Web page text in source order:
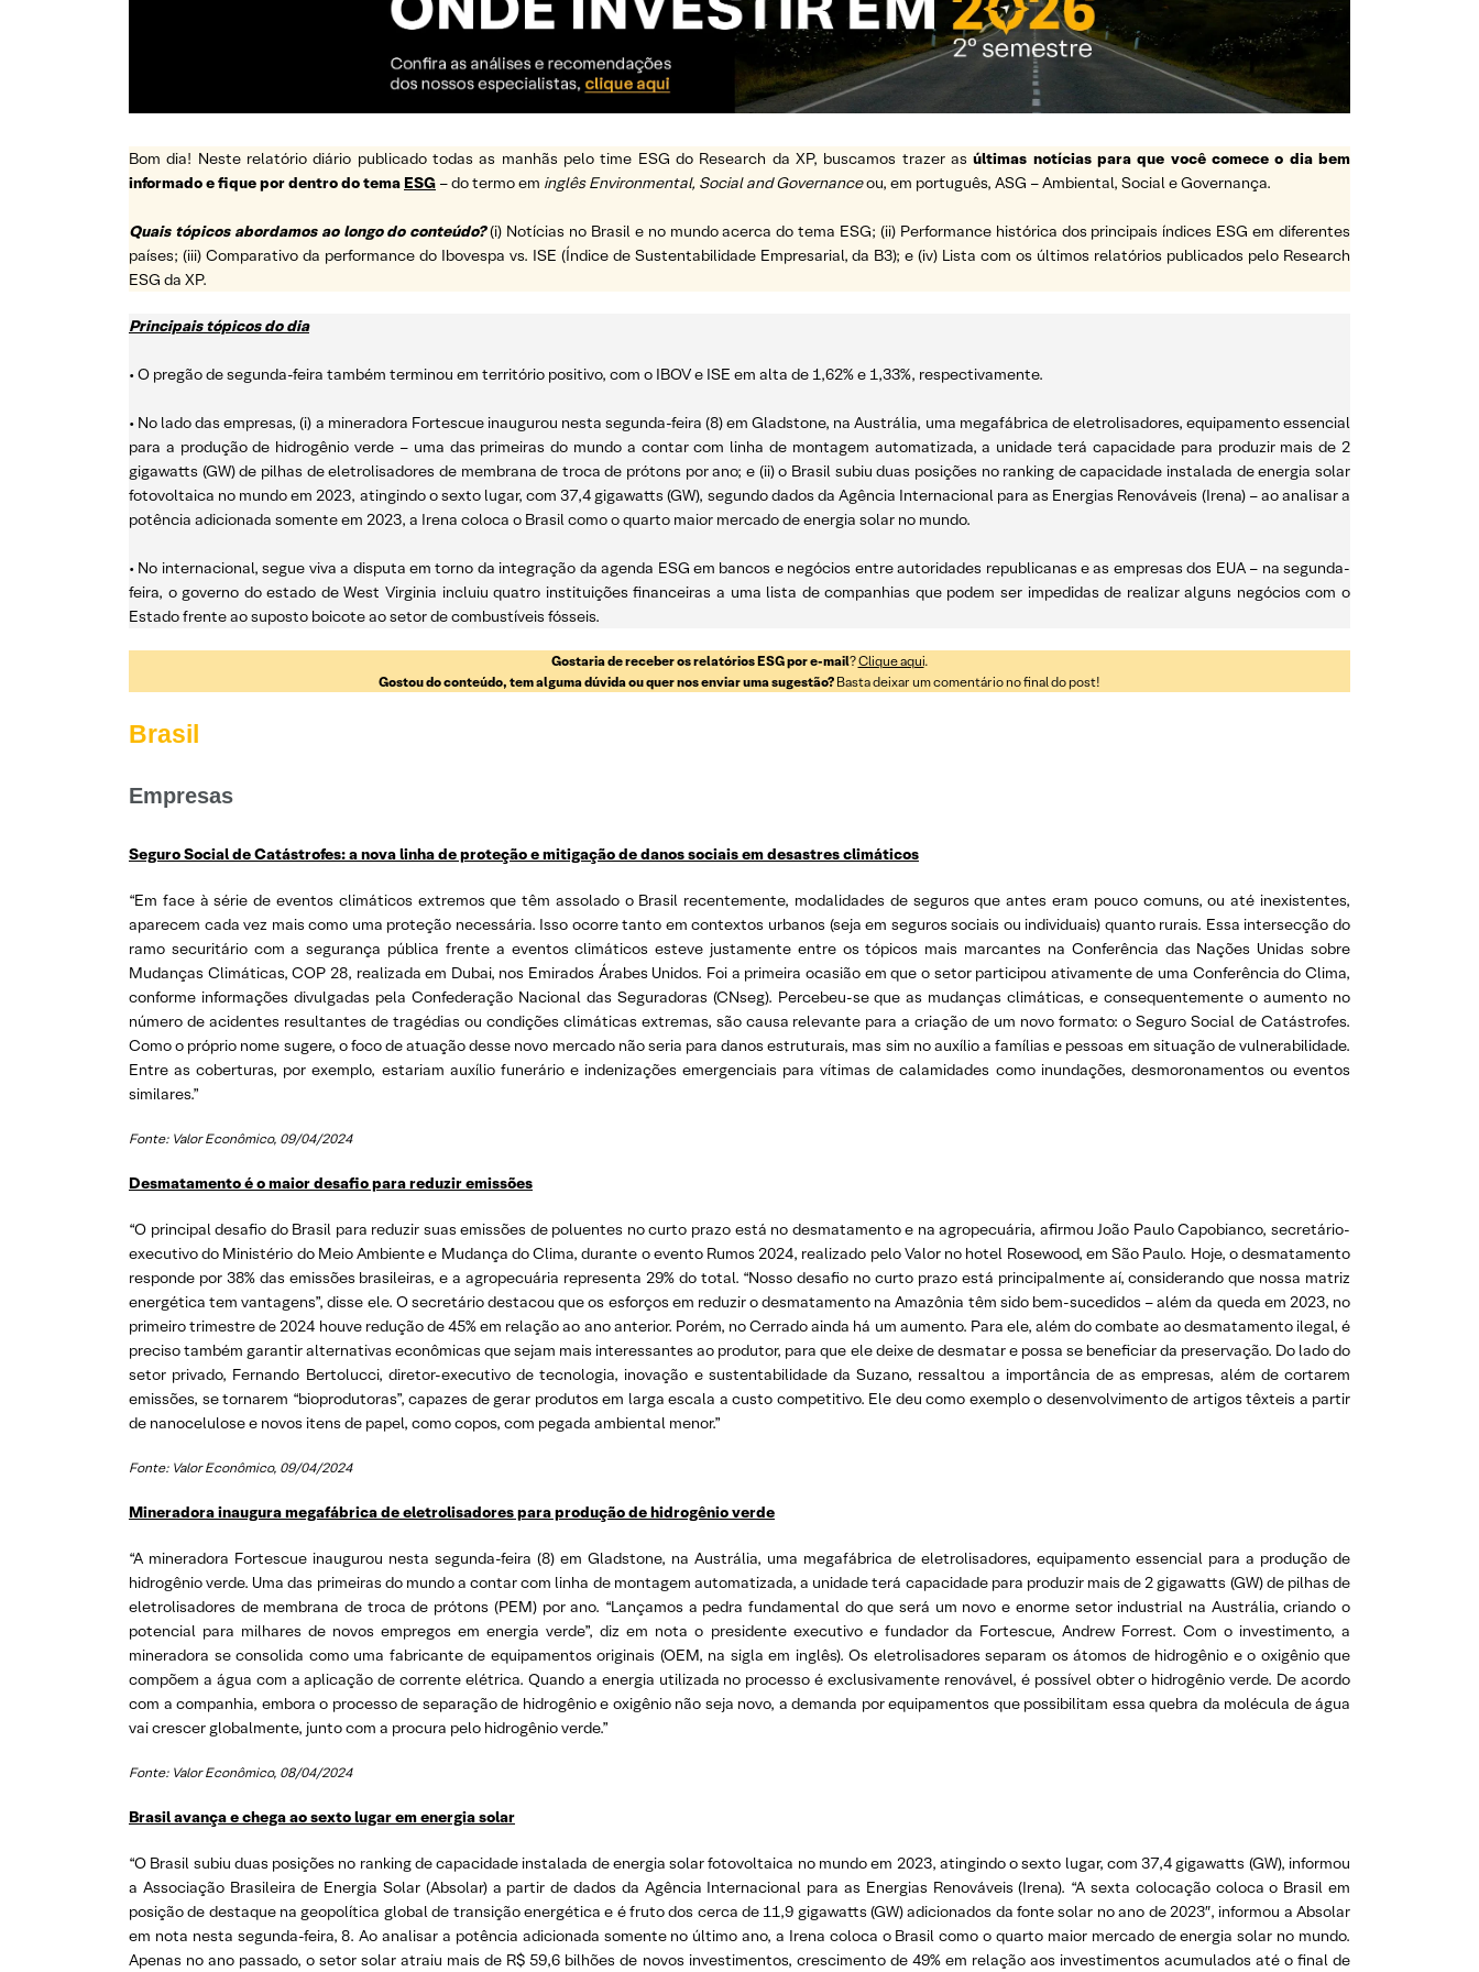
Bom dia! Neste relatório diário publicado todas as manhãs pelo time ESG do Research da XP, buscamos trazer asúltimas notícias para que você comece o dia bem
informado e fique por dentro do tema ESG – do termo em inglês Environmental, Social and Governanceou, em português, ASG – Ambiental, Social e Governança.
Quais tópicos abordamos ao longo do conteúdo? (i) Notícias no Brasil e no mundo acerca do tema ESG; (ii) Performance histórica dos principais índices ESG em diferentes
países; (iii) Comparativo da performance do Ibovespa vs. ISE (Índice de Sustentabilidade Empresarial, da B3); e (iv) Lista com os últimos relatórios publicados pelo Research
ESG da XP.
Principais tópicos do dia
• O pregão de segunda-feira também terminou em território positivo, com o IBOV e ISE em alta de 1,62% e 1,33%, respectivamente.
• No lado das empresas, (i) a mineradora Fortescue inaugurou nesta segunda-feira (8) em Gladstone, na Austrália, uma megafábrica de eletrolisadores, equipamento essencial
para a produção de hidrogênio verde – uma das primeiras do mundo a contar com linha de montagem automatizada, a unidade terá capacidade para produzir mais de 2
gigawatts (GW) de pilhas de eletrolisadores de membrana de troca de prótons por ano; e (ii) o Brasil subiu duas posições no ranking de capacidade instalada de energia solar
fotovoltaica no mundo em 2023, atingindo o sexto lugar, com 37,4 gigawatts (GW), segundo dados da Agência Internacional para as Energias Renováveis (Irena) – ao analisar a
potência adicionada somente em 2023, a Irena coloca o Brasil como o quarto maior mercado de energia solar no mundo.
• No internacional, segue viva a disputa em torno da integração da agenda ESG em bancos e negócios entre autoridades republicanas e as empresas dos EUA – na segunda-
feira, o governo do estado de West Virginia incluiu quatro instituições financeiras a uma lista de companhias que podem ser impedidas de realizar alguns negócios com o
Estado frente ao suposto boicote ao setor de combustíveis fósseis.
Gostaria de receber os relatórios ESG por e-mail?Clique aqui.
Gostou do conteúdo, tem alguma dúvida ou quer nos enviar uma sugestão? Basta deixar um comentário no final do post!
Brasil
Empresas
Seguro Social de Catástrofes: a nova linha de proteção e mitigação de danos sociais em desastres climáticos
“Em face à série de eventos climáticos extremos que têm assolado o Brasil recentemente, modalidades de seguros que antes eram pouco comuns, ou até inexistentes,
aparecem cada vez mais como uma proteção necessária. Isso ocorre tanto em contextos urbanos (seja em seguros sociais ou individuais) quanto rurais. Essa intersecção do
ramo securitário com a segurança pública frente a eventos climáticos esteve justamente entre os tópicos mais marcantes na Conferência das Nações Unidas sobre
Mudanças Climáticas, COP 28, realizada em Dubai, nos Emirados Árabes Unidos. Foi a primeira ocasião em que o setor participou ativamente de uma Conferência do Clima,
conforme informações divulgadas pela Confederação Nacional das Seguradoras (CNseg). Percebeu-se que as mudanças climáticas, e consequentemente o aumento no
número de acidentes resultantes de tragédias ou condições climáticas extremas, são causa relevante para a criação de um novo formato: o Seguro Social de Catástrofes.
Como o próprio nome sugere, o foco de atuação desse novo mercado não seria para danos estruturais, mas sim no auxílio a famílias e pessoas em situação de vulnerabilidade.
Entre as coberturas, por exemplo, estariam auxílio funerário e indenizações emergenciais para vítimas de calamidades como inundações, desmoronamentos ou eventos
similares.”
Fonte: Valor Econômico, 09/04/2024
Desmatamento é o maior desafio para reduzir emissões
“O principal desafio do Brasil para reduzir suas emissões de poluentes no curto prazo está no desmatamento e na agropecuária, afirmou João Paulo Capobianco, secretário-
executivo do Ministério do Meio Ambiente e Mudança do Clima, durante o evento Rumos 2024, realizado pelo Valor no hotel Rosewood, em São Paulo. Hoje, o desmatamento
responde por 38% das emissões brasileiras, e a agropecuária representa 29% do total. “Nosso desafio no curto prazo está principalmente aí, considerando que nossa matriz
energética tem vantagens”, disse ele. O secretário destacou que os esforços em reduzir o desmatamento na Amazônia têm sido bem-sucedidos – além da queda em 2023, no
primeiro trimestre de 2024 houve redução de 45% em relação ao ano anterior. Porém, no Cerrado ainda há um aumento. Para ele, além do combate ao desmatamento ilegal, é
preciso também garantir alternativas econômicas que sejam mais interessantes ao produtor, para que ele deixe de desmatar e possa se beneficiar da preservação. Do lado do
setor privado, Fernando Bertolucci, diretor-executivo de tecnologia, inovação e sustentabilidade da Suzano, ressaltou a importância de as empresas, além de cortarem
emissões, se tornarem “bioprodutoras”, capazes de gerar produtos em larga escala a custo competitivo. Ele deu como exemplo o desenvolvimento de artigos têxteis a partir
de nanocelulose e novos itens de papel, como copos, com pegada ambiental menor.”
Fonte: Valor Econômico, 09/04/2024
Mineradora inaugura megafábrica de eletrolisadores para produção de hidrogênio verde
“A mineradora Fortescue inaugurou nesta segunda-feira (8) em Gladstone, na Austrália, uma megafábrica de eletrolisadores, equipamento essencial para a produção de
hidrogênio verde. Uma das primeiras do mundo a contar com linha de montagem automatizada, a unidade terá capacidade para produzir mais de 2 gigawatts (GW) de pilhas de
eletrolisadores de membrana de troca de prótons (PEM) por ano. “Lançamos a pedra fundamental do que será um novo e enorme setor industrial na Austrália, criando o
potencial para milhares de novos empregos em energia verde”, diz em nota o presidente executivo e fundador da Fortescue, Andrew Forrest. Com o investimento, a
mineradora se consolida como uma fabricante de equipamentos originais (OEM, na sigla em inglês). Os eletrolisadores separam os átomos de hidrogênio e o oxigênio que
compõem a água com a aplicação de corrente elétrica. Quando a energia utilizada no processo é exclusivamente renovável, é possível obter o hidrogênio verde. De acordo
com a companhia, embora o processo de separação de hidrogênio e oxigênio não seja novo, a demanda por equipamentos que possibilitam essa quebra da molécula de água
vai crescer globalmente, junto com a procura pelo hidrogênio verde.”
Fonte: Valor Econômico, 08/04/2024
Brasil avança e chega ao sexto lugar em energia solar
“O Brasil subiu duas posições no ranking de capacidade instalada de energia solar fotovoltaica no mundo em 2023, atingindo o sexto lugar, com 37,4 gigawatts (GW), informou
a Associação Brasileira de Energia Solar (Absolar) a partir de dados da Agência Internacional para as Energias Renováveis (Irena). “A sexta colocação coloca o Brasil em
posição de destaque na geopolítica global de transição energética e é fruto dos cerca de 11,9 gigawatts (GW) adicionados da fonte solar no ano de 2023″, informou a Absolar
em nota nesta segunda-feira, 8. Ao analisar a potência adicionada somente no último ano, a Irena coloca o Brasil como o quarto maior mercado de energia solar no mundo.
Apenas no ano passado, o setor solar atraiu mais de R$ 59,6 bilhões de novos investimentos, crescimento de 49% em relação aos investimentos acumulados até o final de